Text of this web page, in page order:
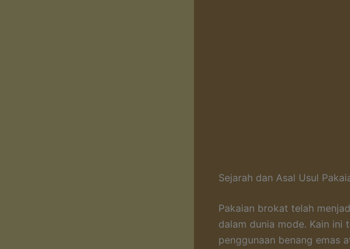
Sejarah dan Asal Usul
Pakaian brokat telah
dalam dunia mode. Kain ini
penggunaan benang emas